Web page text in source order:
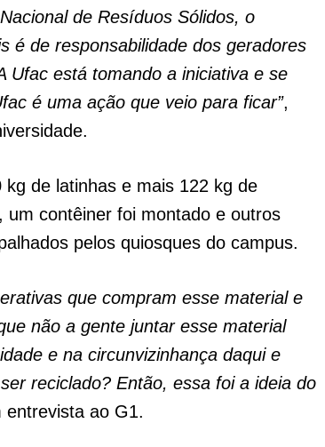
de Resíduos Sólidos, o
é de responsabilidade dos geradores
Ufac está tomando a iniciativa e se
é uma ação que veio para ficar”,
kg de latinhas e mais 122 kg de
contêiner foi montado e outros
pelos quiosques do campus.
que compram esse material e
não a gente juntar esse material
e na circunvizinhança daqui e
reciclado? Então, essa foi a ideia do
entrevista ao G1.